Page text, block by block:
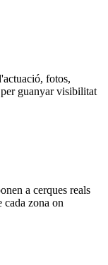
fotos,
guanyar visibilitat
a cerques reals
cada zona on